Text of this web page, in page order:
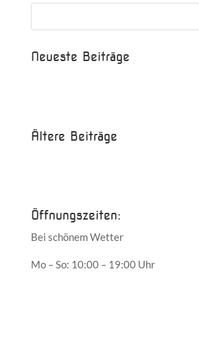
Neueste Beiträge
Ältere Beiträge
Öffnungszeiten:
Bei schönem Wetter
Mo – So: 10:00 – 19:00 Uhr